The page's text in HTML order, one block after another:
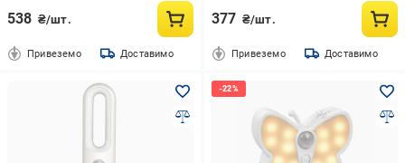
538 ₴/шт.
Привеземо Доставимо
377 ₴/шт.
Привеземо Доставимо